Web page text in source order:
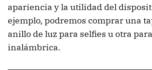
apariencia y la utilidad del
ejemplo, podremos comprar una
anillo de luz para selfies u otra
inalámbrica.